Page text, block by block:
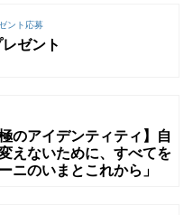
ント応募
ゼント
のアイデンティティ】自
えないために、すべてを
ニのいまとこれから」